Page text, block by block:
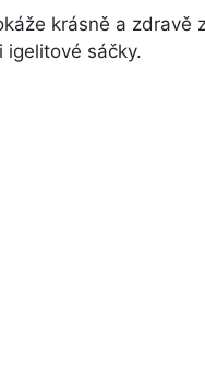
krásně a zdravě
igelitové sáčky.